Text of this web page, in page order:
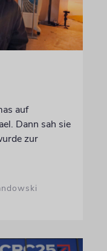
auf
Dann sah sie
zur